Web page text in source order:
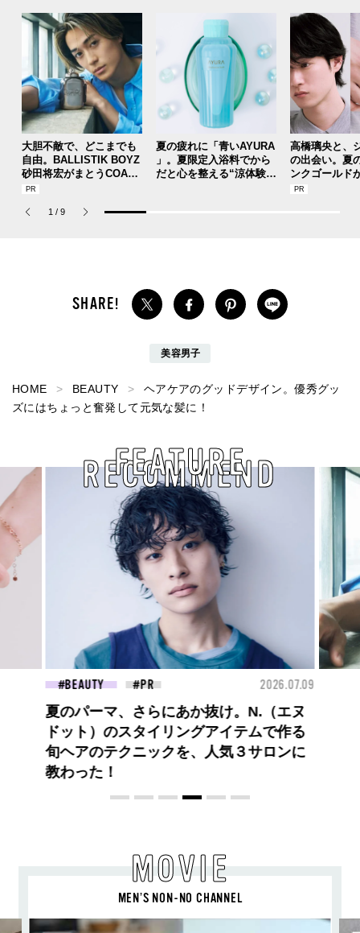
大胆不敵で、どこまでも
自由。BALLISTIK BOYZ
砂田将宏がまとうCOACH
の新作フレグランス「コ
パルファム」
夏の疲れに「青いAYURA
」。夏限定入浴料でから
だと心を整える“涼体験”
高橋璃央と、
の出会い。夏
ンクゴールド
SUMMER
1 / 9
美容男子
HOME BEAUTY
ヘアケアのグッドデザイン。優秀グッ
ズにはちょっと奮発して元気な髪に！
RECOMMEND
FEATURE
BEAUTY 2026.07.27
大胆不敵で、どこまでも自由。
BALLISTIK BOYZ 砂田将宏がまとう
COACHの新作フレグランス「コーチ ピ
ュア プラチナム パルファム」
MOVIE
MEN’S NON-NO CHANNEL